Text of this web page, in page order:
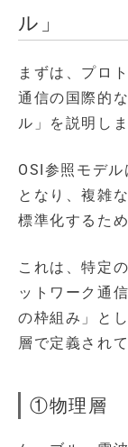
ル」
まずは、プロ
通信の国際的
ル」を説明しま
OSI参照モデ
となり、複雑
標準化するた
これは、特定
ットワーク通
の枠組み」と
層で定義され
①物理層